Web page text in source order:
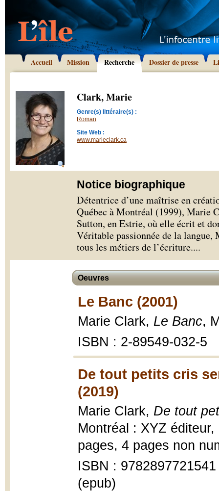
Accueil Mission Recherche Dossier de presse
Clark, Marie
Genre(s) littéraire(s) :
Roman
Site Web :
www.marieclark.ca
Notice biographique
Détentrice d’une maîtrise en
Québec à Montréal (1999), Marie
Sutton, en Estrie, où elle écrit et
Véritable passionnée de la langue,
tous les métiers de l’écriture....
Oeuvres
Le Banc (2001)
Marie Clark, Le Banc,
ISBN : 2-89549-032-5
De tout petits cris
(2019)
Marie Clark, De tout
Montréal : XYZ
pages, 4 pages non
ISBN :
(epub)